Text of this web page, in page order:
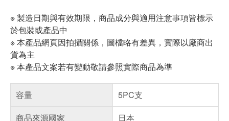
※ 製造日期與有效期限，商品成分與適用注意事項皆標示
於包裝或產品中
※ 本產品網頁因拍攝關係，圖檔略有差異，實際以廠商出
貨為主
※ 本產品文案若有變動敬請參照實際商品為準
容量
5PC支
商品來源國家
日本